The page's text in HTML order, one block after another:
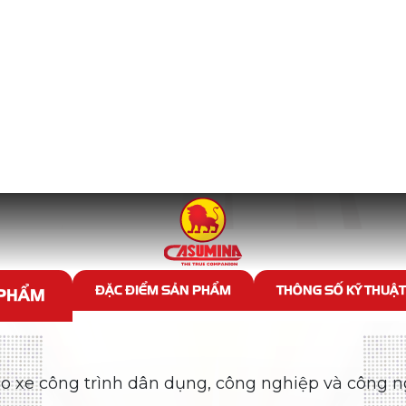
LỐP CÔNG NGHIỆP
phẩm Lốp công nghiệp